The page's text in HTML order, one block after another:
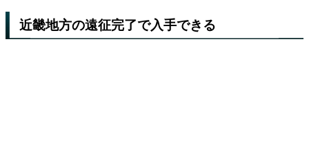
近畿地方の遠征完了で入手できる